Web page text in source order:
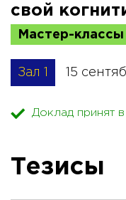
свой
Мастер-классы
Зал 1 15
Доклад принят
Тезисы